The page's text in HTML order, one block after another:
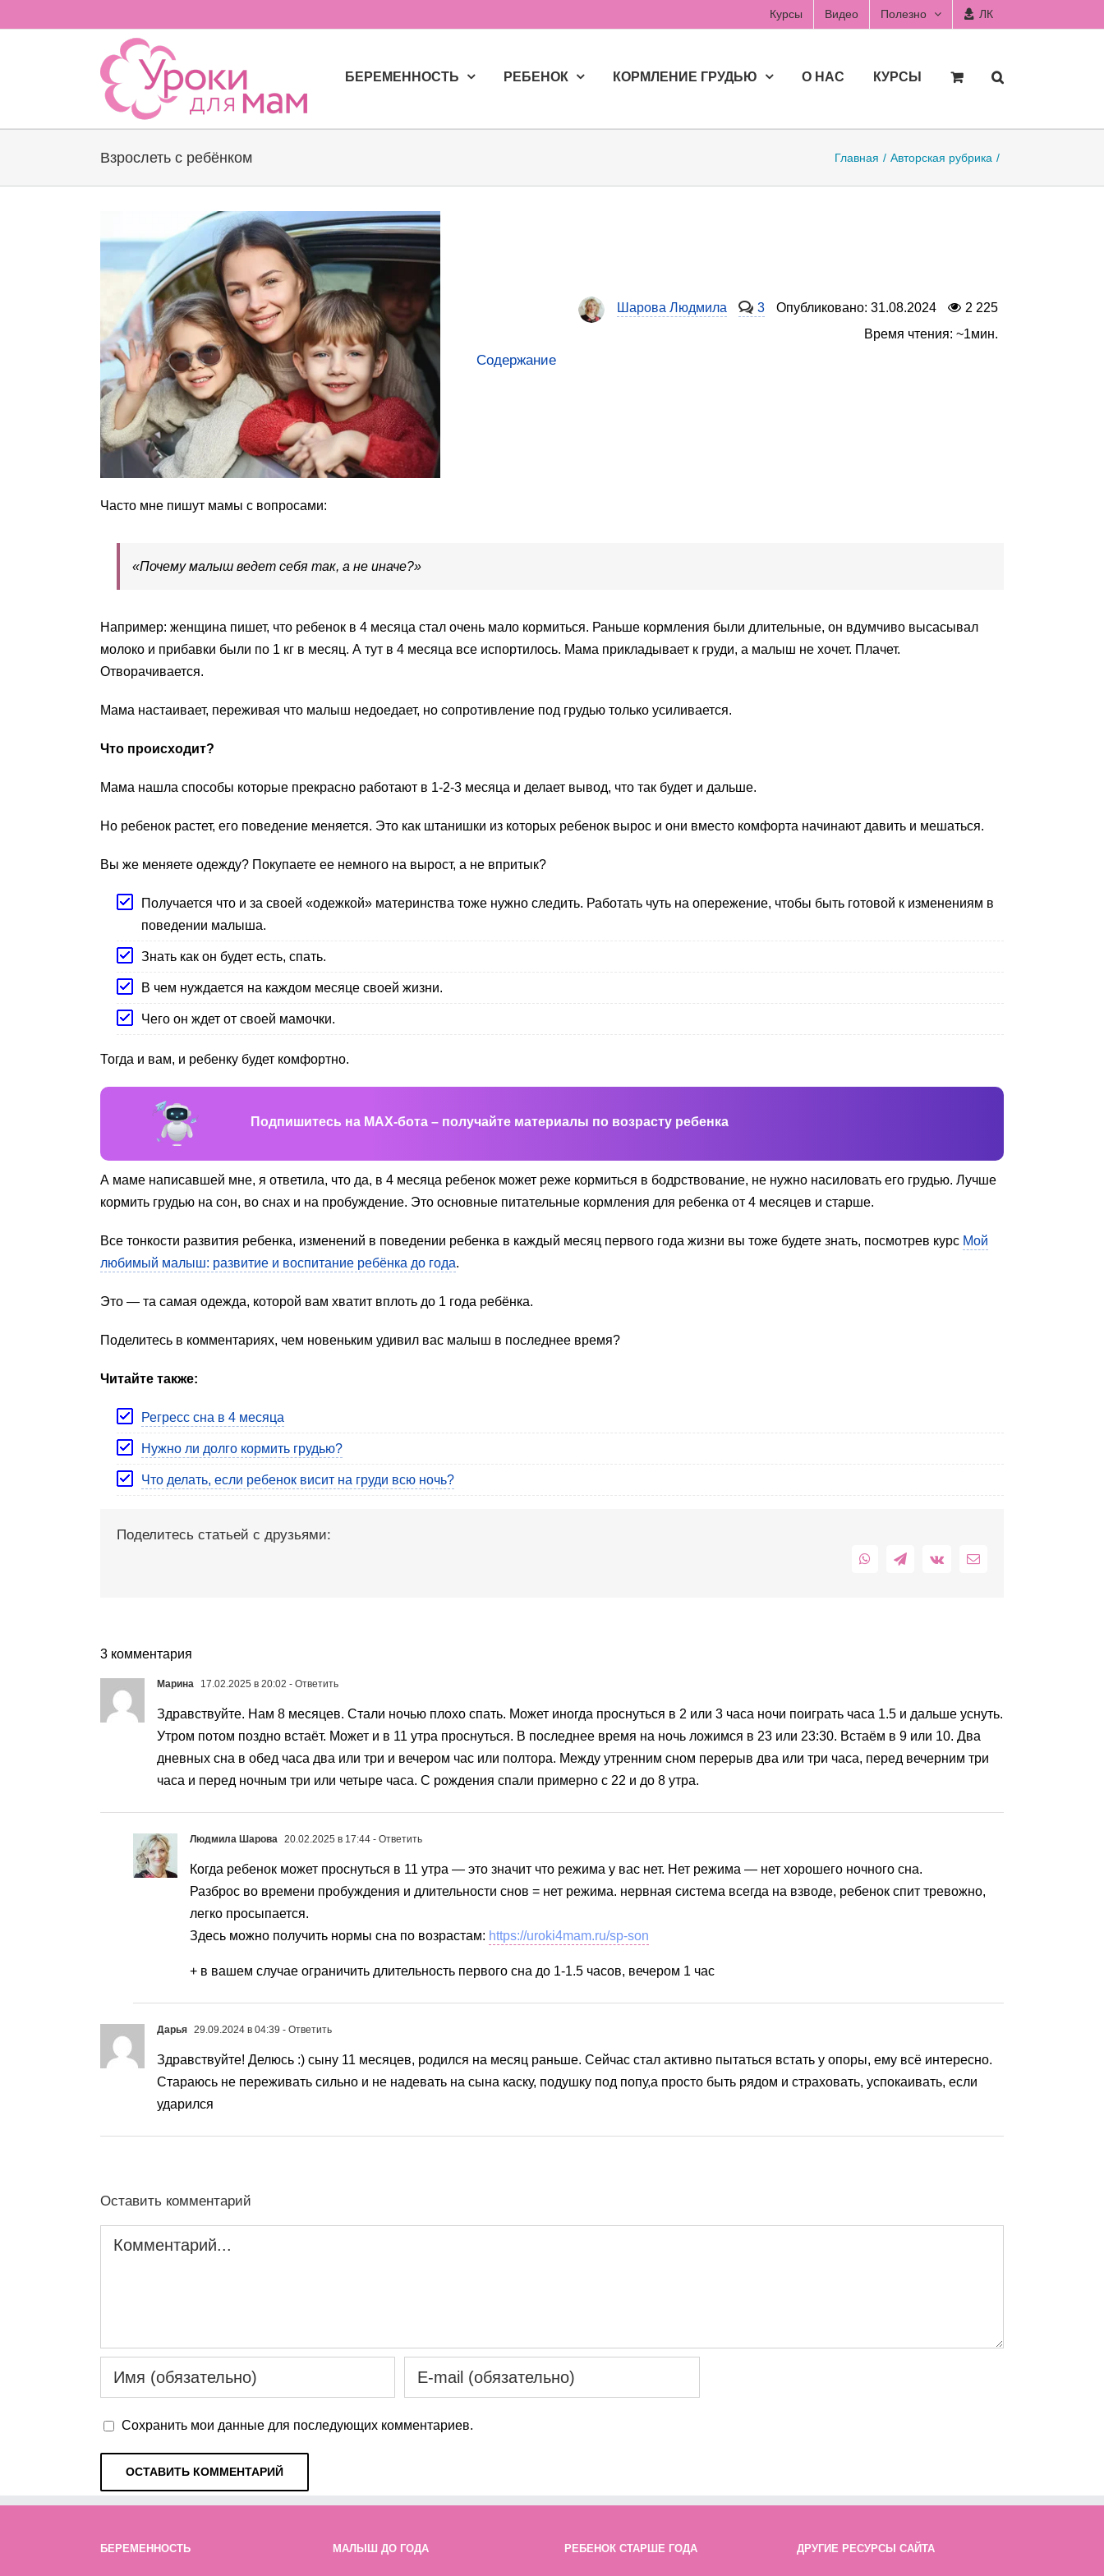
to
Курсы Видео Полезно ЛК
БЕРЕМЕННОСТЬ РЕБЕНОК КОРМЛЕНИЕ ГРУДЬЮ О НАС КУРСЫ
Взрослеть с ребёнком Главная Авторская рубрика
Шарова Людмила 3 Опубликовано: 31.08.2024
2 225
Время чтения: ~1мин.
Содержание
Часто мне пишут мамы с вопросами:
«Почему малыш ведет себя так, а не иначе?»
Например: женщина пишет, что ребенок в 4 месяца стал очень мало кормиться. Раньше кормления были длительные, он вдумчиво высасывал
молоко и прибавки были по 1 кг в месяц. А тут в 4 месяца все испортилось. Мама прикладывает к груди, а малыш не хочет. Плачет.
Отворачивается.
Мама настаивает, переживая что малыш недоедает, но сопротивление под грудью только усиливается.
Что происходит?
Мама нашла способы которые прекрасно работают в 1-2-3 месяца и делает вывод, что так будет и дальше.
Но ребенок растет, его поведение меняется. Это как штанишки из которых ребенок вырос и они вместо комфорта начинают давить и мешаться.
Вы же меняете одежду? Покупаете ее немного на вырост, а не впритык?
Получается что и за своей «одежкой» материнства тоже нужно следить. Работать чуть на опережение, чтобы быть готовой к изменениям в
поведении малыша.
Знать как он будет есть, спать.
В чем нуждается на каждом месяце своей жизни.
Чего он ждет от своей мамочки.
Тогда и вам, и ребенку будет комфортно.
Подпишитесь на MAX-бота – получайте материалы по возрасту ребенка
А маме написавшей мне, я ответила, что да, в 4 месяца ребенок может реже кормиться в бодрствование, не нужно насиловать его грудью. Лучше
кормить грудью на сон, во снах и на пробуждение. Это основные питательные кормления для ребенка от 4 месяцев и старше.
Все тонкости развития ребенка, изменений в поведении ребенка в каждый месяц первого года жизни вы тоже будете знать, посмотрев курс Мой
любимый малыш: развитие и воспитание ребёнка до года.
Это — та самая одежда, которой вам хватит вплоть до 1 года ребёнка.
Поделитесь в комментариях, чем новеньким удивил вас малыш в последнее время?
Читайте также:
Регресс сна в 4 месяца
Нужно ли долго кормить грудью?
Что делать, если ребенок висит на груди всю ночь?
Поделитесь статьей с друзьями:
WhatsAppTelegram
Vk Email
3 комментария
Марина 17.02.2025 в 20:02 - Ответить
Здравствуйте. Нам 8 месяцев. Стали ночью плохо спать. Может иногда проснуться в 2 или 3 часа ночи поиграть часа 1.5 и дальше уснуть.
Утром потом поздно встаёт. Может и в 11 утра проснуться. В последнее время на ночь ложимся в 23 или 23:30. Встаём в 9 или 10. Два
дневных сна в обед часа два или три и вечером час или полтора. Между утренним сном перерыв два или три часа, перед вечерним три
часа и перед ночным три или четыре часа. С рождения спали примерно с 22 и до 8 утра.
Людмила Шарова 20.02.2025 в 17:44 - Ответить
Когда ребенок может проснуться в 11 утра — это значит что режима у вас нет. Нет режима — нет хорошего ночного сна.
Разброс во времени пробуждения и длительности снов = нет режима. нервная система всегда на взводе, ребенок спит тревожно,
легко просыпается.
Здесь можно получить нормы сна по возрастам: https://uroki4mam.ru/sp-son
+ в вашем случае ограничить длительность первого сна до 1-1.5 часов, вечером 1 час
Дарья 29.09.2024 в 04:39 - Ответить
Здравствуйте! Делюсь :) сыну 11 месяцев, родился на месяц раньше. Сейчас стал активно пытаться встать у опоры, ему всё интересно.
Стараюсь не переживать сильно и не надевать на сына каску, подушку под попу,а просто быть рядом и страховать, успокаивать, если
ударился
Оставить комментарий
Сохранить мои данные для последующих комментариев.
БЕРЕМЕННОСТЬ МАЛЫШ ДО ГОДА РЕБЕНОК СТАРШЕ ГОДА ДРУГИЕ РЕСУРСЫ САЙТА